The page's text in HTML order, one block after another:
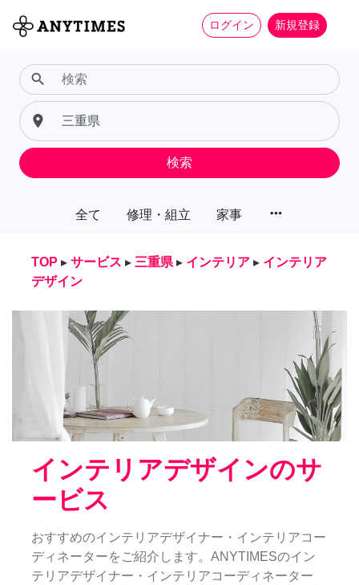
ログイン 新規登録
全て 修理・組立 家事 more_horiz
search
place
検索
TOP ▸ サービス ▸ 三重県 ▸ インテリア ▸ インテリア
デザイン
インテリアデザインのサ
ービス
おすすめのインテリアデザイナー・インテリアコー
ディネーターをご紹介します。ANYTIMESのイン
テリアデザイナー・インテリアコーディネーター